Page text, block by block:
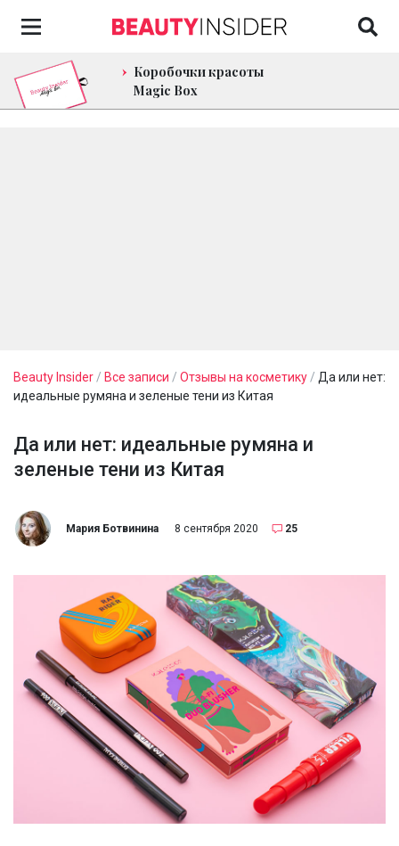
Коробочки красоты
Magic Box
Beauty Insider / Все записи / Отзывы на косметику / Да или нет:
идеальные румяна и зеленые тени из Китая
Да или нет: идеальные румяна и
зеленые тени из Китая
Мария Ботвинина 8 сентября 2020 25